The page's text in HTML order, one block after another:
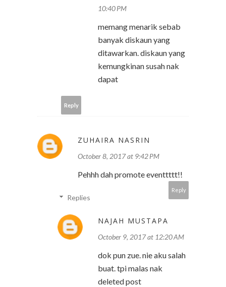
10:40 PM
memang menarik sebab
banyak diskaun yang
ditawarkan. diskaun yang
kemungkinan susah nak
dapat
Reply
ZUHAIRA NASRIN
October 8, 2017 at 9:42 PM
Pehhh dah promote eventtttt!!
Reply
Replies
NAJAH MUSTAPA
October 9, 2017 at 12:20 AM
dok pun zue. nie aku salah
buat. tpi malas nak
deleted post